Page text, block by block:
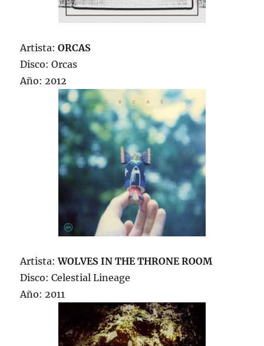
Artista:ORCAS
Disco: Orcas
Año: 2012
Artista:WOLVES IN THE THRONE ROOM
Disco: Celestial Lineage
Año: 2011